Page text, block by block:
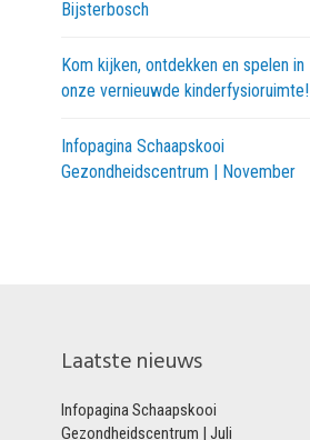
Bijsterbosch
Kom kijken, ontdekken en spelen in
onze vernieuwde kinderfysioruimte!
Infopagina Schaapskooi
Gezondheidscentrum | November
Laatste nieuws
Infopagina Schaapskooi
Gezondheidscentrum | Juli